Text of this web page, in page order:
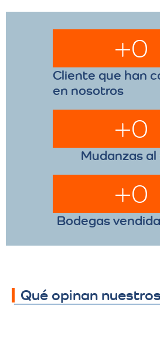
Cliente que han
en nosotros
+0
Mudanzas al
+0
Bodegas
+0
Qué opinan